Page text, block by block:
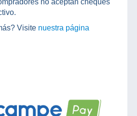
Visite nuestra página